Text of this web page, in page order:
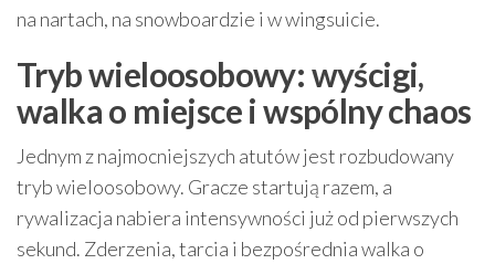
na nartach, na snowboardzie i w wingsuicie.
Tryb wieloosobowy: wyścigi,
walka o miejsce i wspólny chaos
Jednym z najmocniejszych atutów jest rozbudowany
tryb wieloosobowy. Gracze startują razem, a
rywalizacja nabiera intensywności już od pierwszych
sekund. Zderzenia, tarcia i bezpośrednia walka o